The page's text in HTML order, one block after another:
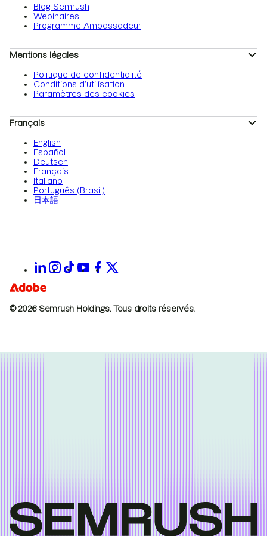
Blog Semrush
Webinaires
Programme Ambassadeur
Mentions légales
Politique de confidentialité
Conditions d’utilisation
Paramètres des cookies
Français
English
Español
Deutsch
Français
Italiano
Português (Brasil)
日本語
© 2026 Semrush Holdings. Tous droits réservés.